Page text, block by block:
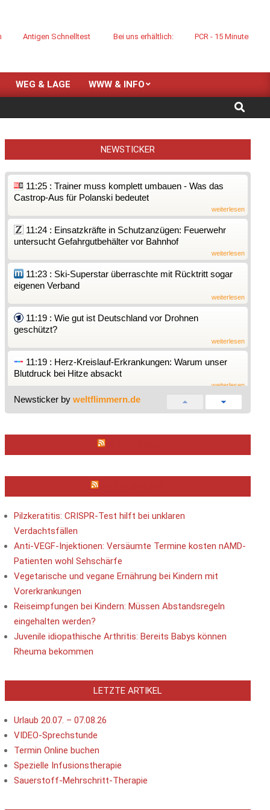
Antigen Schnelltest Bei uns erhältlich: PCR - 15 Minuten Point-
WEG & LAGE WWW & INFO
Folgen Sie bitte den Anweisungen des medizinischen Personals
Search
NEWSTICKER
11:25 : Trainer muss komplett umbauen - Was das
Castrop-Aus für Polanski bedeutet
weiterlesen
11:24 : Einsatzkräfte in Schutzanzügen: Feuerwehr
untersucht Gefahrgutbehälter vor Bahnhof
weiterlesen
11:23 : Ski-Superstar überraschte mit Rücktritt sogar
eigenen Verband
weiterlesen
11:19 : Wie gut ist Deutschland vor Drohnen
geschützt?
weiterlesen
11:19 : Herz-Kreislauf-Erkrankungen: Warum unser
Blutdruck bei Hitze absackt
weiterlesen
11:19 : Neu konzipiert: Neuer Brandenburger
11:19 : "Müssen nachweisen können, dass die
Strasse von Hormuz weiterhin massiv gestört
11:14 : Niedrigwasser legt Wehrmachts-Motorrad und
Überreste deutscher Soldaten frei
weiterlesen
11:10 : Ist die extreme Hitze in diesem Sommer die
neue Normalität?
Ukraine vor
lassen!
Sicherheitsrat über Drohnen-Anschlagsversuch
Newsticker by weltflimmern.de
Pilzkeratitis: CRISPR-Test hilft bei unklaren
Verdachtsfällen
Anti-VEGF-Injektionen: Versäumte Termine kosten nAMD-
Patienten wohl Sehschärfe
Vegetarische und vegane Ernährung bei Kindern mit
Vorerkrankungen
Reiseimpfungen bei Kindern: Müssen Abstandsregeln
eingehalten werden?
Juvenile idiopathische Arthritis: Bereits Babys können
Rheuma bekommen
LETZTE ARTIKEL
Urlaub 20.07. – 07.08.26
VIDEO-Sprechstunde
Termin Online buchen
Spezielle Infusionstherapie
Sauerstoff-Mehrschritt-Therapie